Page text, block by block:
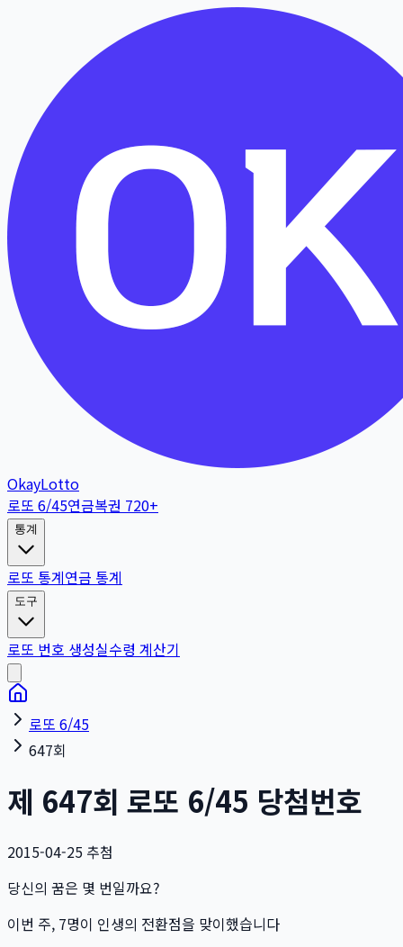
OkayLotto
로또 6/45연금복권 720+
통계
로또 통계연금 통계
도구
로또 번호 생성실수령 계산기
로또 6/45
647회
제 647회 로또 6/45 당첨번호
2015-04-25 추첨
당신의 꿈은 몇 번일까요?
이번 주, 7명이 인생의 전환점을 맞이했습니다